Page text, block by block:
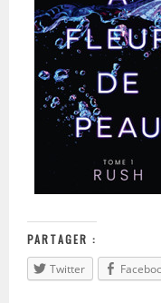
PARTAGER :
Twitter